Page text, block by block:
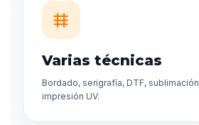
Varias técnicas
Bordado, serigrafía, DTF,
impresión UV.